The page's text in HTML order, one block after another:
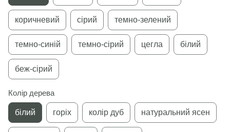
коричневий сірий темно-зелений
темно-синій темно-сірий цегла білий
беж-сірий
Колір дерева
білий горіх колір дуб натуральний ясен